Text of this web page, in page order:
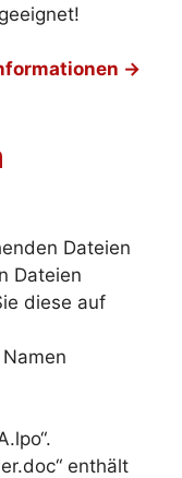
->
Dateien
Dateien
diese auf
enthält